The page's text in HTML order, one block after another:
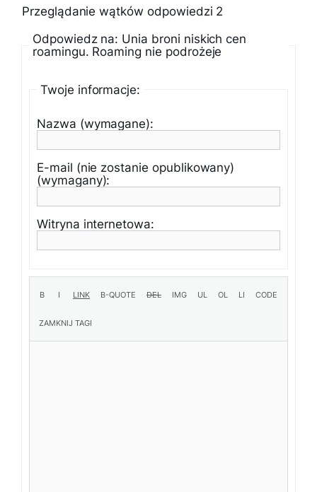
Przeglądanie wątków odpowiedzi 2
Odpowiedz na: Unia broni niskich cen
roamingu. Roaming nie podrożeje
Twoje informacje:
Nazwa (wymagane):
E-mail (nie zostanie opublikowany)
(wymagany):
Witryna internetowa: